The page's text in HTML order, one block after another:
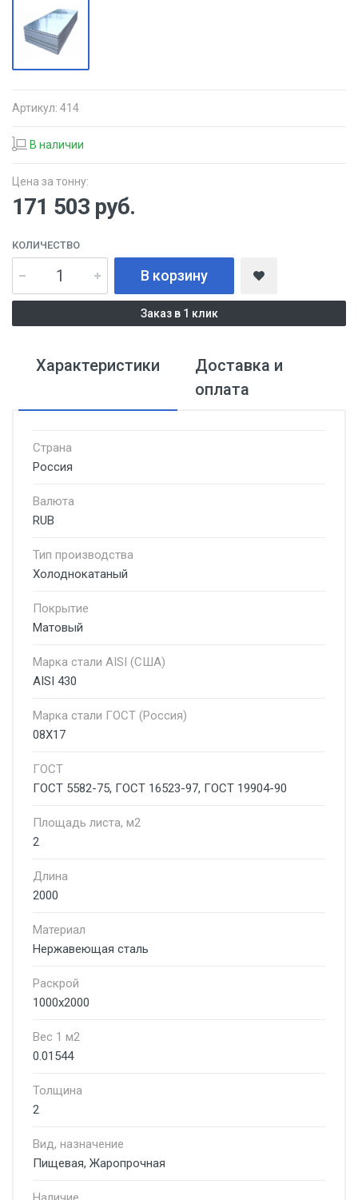
Артикул: 414
В наличии
Цена за тонну:
171 503 руб.
КОЛИЧЕСТВО
В корзину
Заказ в 1 клик
Характеристики
Доставка и
оплата
Страна
Россия
Валюта
RUB
Тип производства
Холоднокатаный
Покрытие
Матовый
Марка стали AISI (США)
AISI 430
Марка стали ГОСТ (Россия)
08Х17
ГОСТ
ГОСТ 5582-75, ГОСТ 16523-97, ГОСТ 19904-90
Площадь листа, м2
2
Длина
2000
Материал
Нержавеющая сталь
Раскрой
1000х2000
Вес 1 м2
0.01544
Толщина
2
Вид, назначение
Пищевая, Жаропрочная